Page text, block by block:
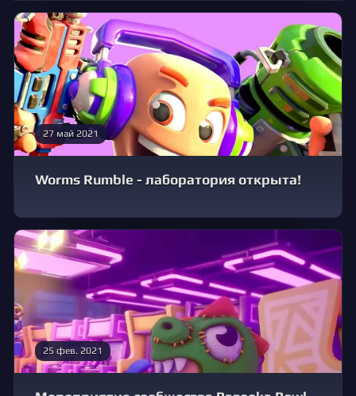
27 май 2021
Worms Rumble - лаборатория открыта!
25 фев. 2021